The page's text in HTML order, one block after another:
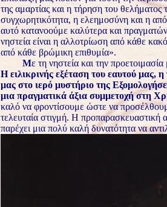
της αμαρτίας και η τήρηση του
συγχωρητικότητα, η ελεημοσύνη και η
αυτό κατανοούμε καλύτερα και
νηστεία είναι η αλλοτρίωση από κάθε
από κάθε βρώμικη επιθυμία».
Με τη νηστεία και την
Η ειλικρινής εξέταση του εαυτού
μας στο ιερό μυστήριο της
μια πραγματικά άξια συμμετοχή στη
καλό να φροντίσουμε ώστε να
τελευταία στιγμή. Η προπαρασκευαστική
παρέχει μια πολύ καλή δυνατότητα να